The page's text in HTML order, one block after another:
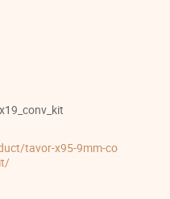
tavor-x95-9mm-co